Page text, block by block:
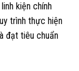
kiện chính
trình thực hiện
đạt tiêu chuẩn